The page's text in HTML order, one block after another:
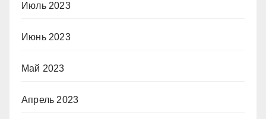
Июль 2023
Июнь 2023
Май 2023
Апрель 2023